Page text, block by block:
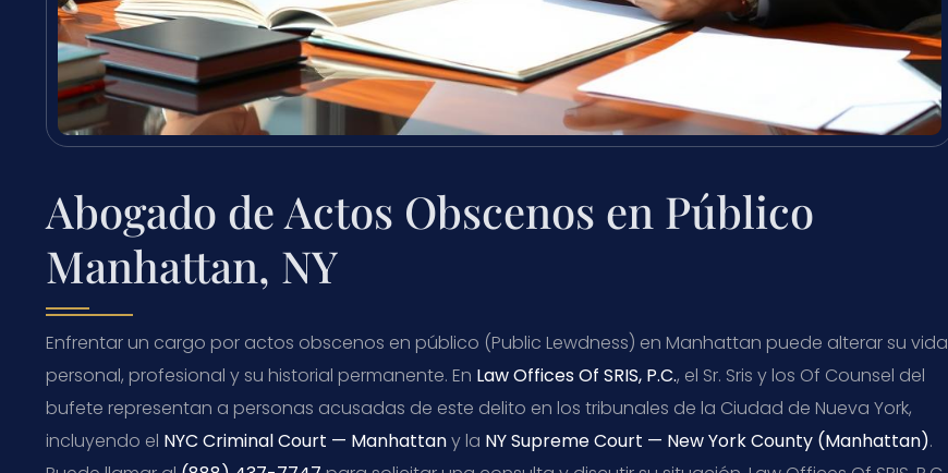
Abogado de Actos Obscenos en Público
Manhattan, NY
Enfrentar un cargo por actos obscenos en público (Public Lewdness) en Manhattan puede alterar su vida
personal, profesional y su historial permanente. En Law Offices Of SRIS, P.C., el Sr. Sris y los Of Counsel del
bufete representan a personas acusadas de este delito en los tribunales de la Ciudad de Nueva York,
incluyendo el NYC Criminal Court — Manhattany la NY Supreme Court — New York County (Manhattan).